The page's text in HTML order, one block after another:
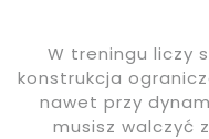
W treningu liczy
konstrukcja
nawet przy
musisz walczyć